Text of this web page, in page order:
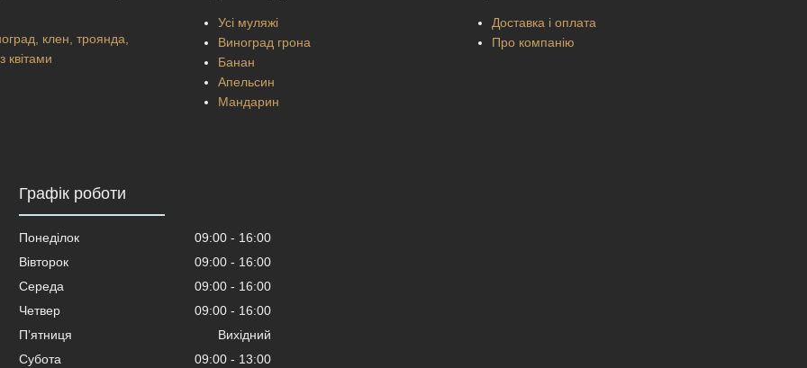
клен, троянда,
квітами
Усі муляжі
Виноград грона
Банан
Апельсин
Мандарин
Доставка і оплата
Про компанію
Графік роботи
Понеділок 09:00
16:00
Вівторок
09:00
16:00
Середа
09:00
16:00
Четвер
09:00
16:00
Пʼятниця
Вихідний
Субота
09:00
13:00